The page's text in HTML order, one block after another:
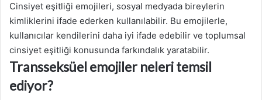
Cinsiyet eşitliği emojileri, sosyal medyada bireylerin
kimliklerini ifade ederken kullanılabilir. Bu emojilerle,
kullanıcılar kendilerini daha iyi ifade edebilir ve toplumsal
cinsiyet eşitliği konusunda farkındalık yaratabilir.
Transseksüel emojiler neleri temsil
ediyor?